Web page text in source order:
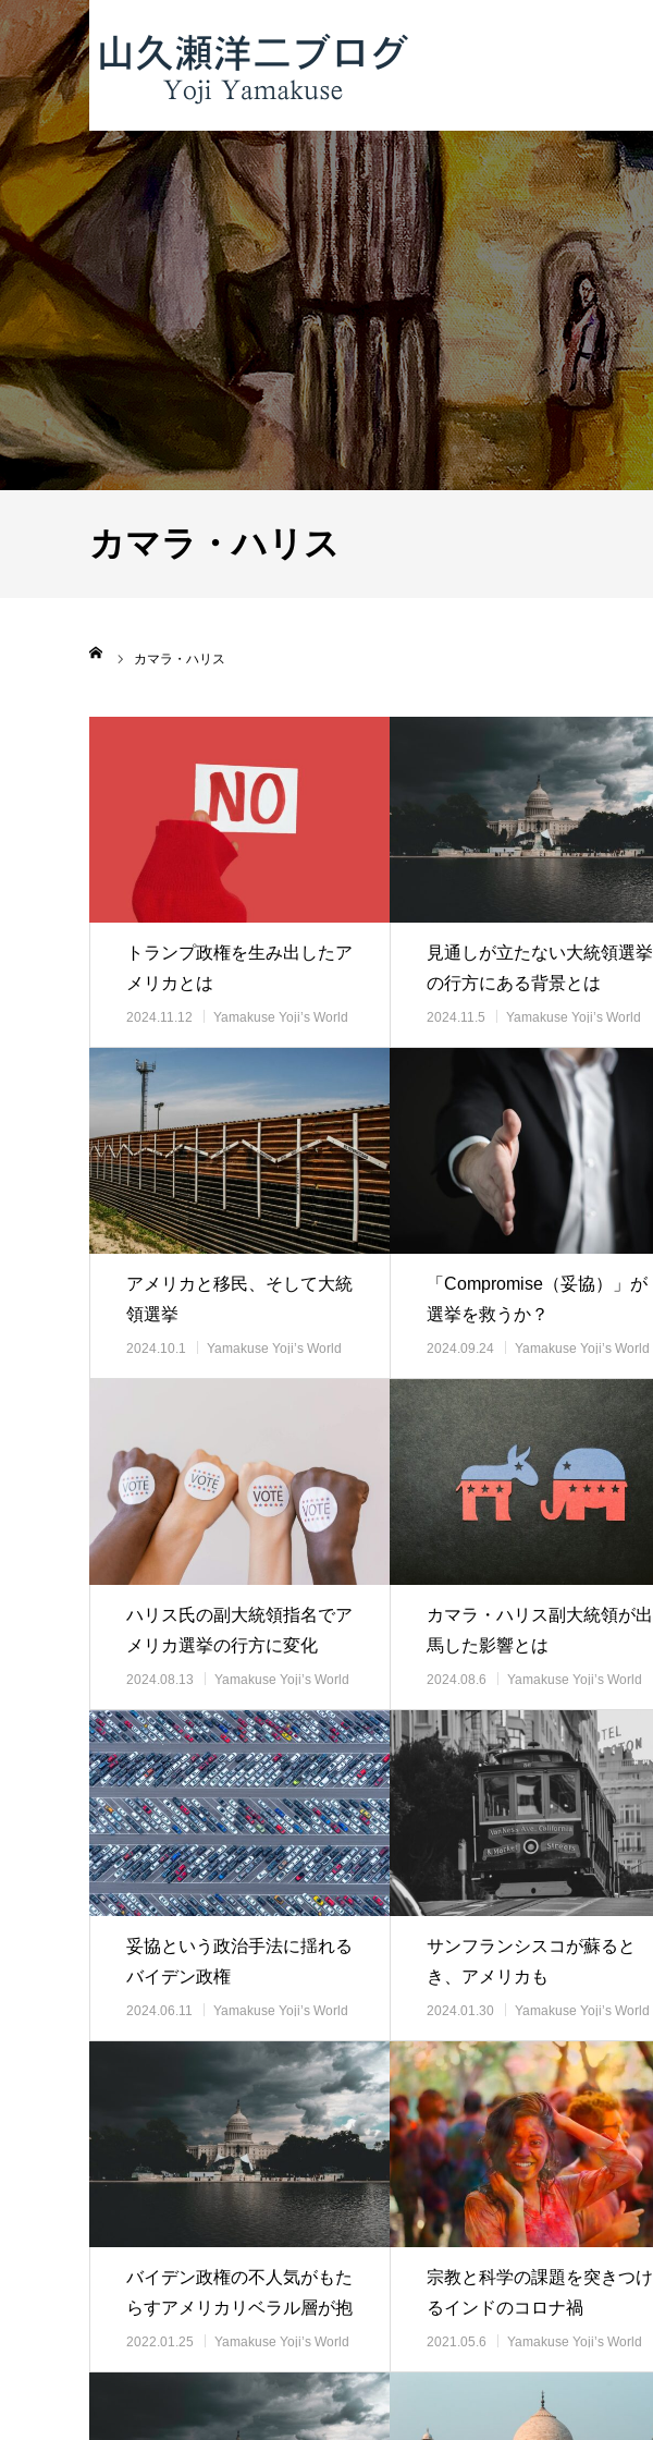
カマラ・ハリス
カマラ・ハリス
トランプ政権を生み出したア
メリカとは
2024.11.12
Yamakuse Yoji’s World
見通しが立たない大統領選挙
の行方にある背景とは
2024.11.5
Yamakuse Yoji’s World
アメリカと移民、そして大統
領選挙
2024.10.1
Yamakuse Yoji’s World
「Compromise（妥協）」が
選挙を救うか？
2024.09.24
Yamakuse Yoji’s World
ハリス氏の副大統領指名でア
メリカ選挙の行方に変化
2024.08.13
Yamakuse Yoji’s World
カマラ・ハリス副大統領が出
馬した影響とは
2024.08.6
Yamakuse Yoji’s World
妥協という政治手法に揺れる
バイデン政権
2024.06.11
Yamakuse Yoji’s World
サンフランシスコが蘇ると
き、アメリカも
2024.01.30
Yamakuse Yoji’s World
バイデン政権の不人気がもた
らすアメリカリベラル層が抱
く脅威
2022.01.25
Yamakuse Yoji’s World
宗教と科学の課題を突きつけ
るインドのコロナ禍
2021.05.6
Yamakuse Yoji’s World